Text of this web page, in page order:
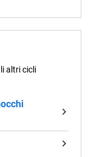
altri cicli